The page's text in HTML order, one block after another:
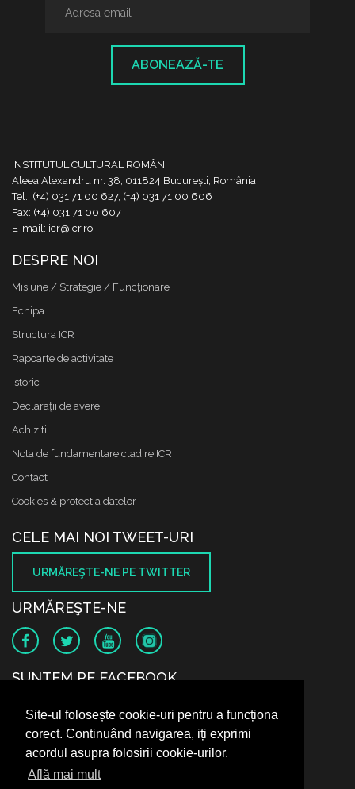
Site-ul folosește cookie-uri pentru a funcționa
corect. Continuând navigarea, iți exprimi
acordul asupra folosirii cookie-urilor.
Află mai mult
ABONEAZĂ-TE
INSTITUTUL CULTURAL ROMÂN
Aleea Alexandru nr. 38, 011824 București, România
Tel.: (+4) 031 71 00 627, (+4) 031 71 00 606
Fax: (+4) 031 71 00 607
E-mail: icr@icr.ro
DESPRE NOI
Misiune / Strategie / Funcţionare
Echipa
Structura ICR
Rapoarte de activitate
Istoric
Declaraţii de avere
Achizitii
Nota de fundamentare cladire ICR
Contact
Cookies & protectia datelor
CELE MAI NOI TWEET-URI
URMĂREŞTE-NE PE TWITTER
URMĂREŞTE-NE
SUNTEM PE FACEBOOK